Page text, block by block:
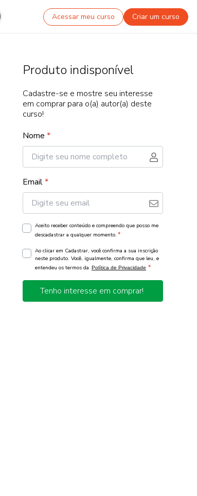
Acessar meu curso Criar um curso
Produto indisponível
Cadastre-se e mostre seu interesse
em comprar para o(a) autor(a) deste
curso!
Nome *
Email*
Aceito receber conteúdo e compreendo que posso me
descadastrar a qualquer momento. *
Ao clicar em Cadastrar, você confirma a sua inscrição
neste produto. Você, igualmente, confirma que leu, e
entendeu os termos da Política de Privacidade *
Tenho interesse em comprar!